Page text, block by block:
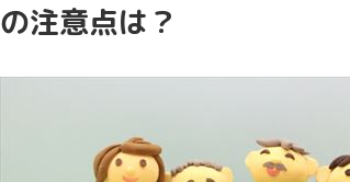
の注意点は？